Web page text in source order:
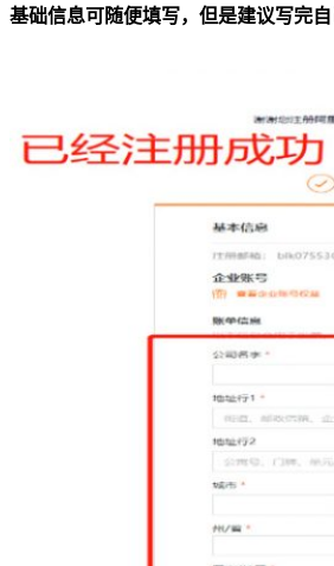
基础信息可随便填写，但是建议写完自